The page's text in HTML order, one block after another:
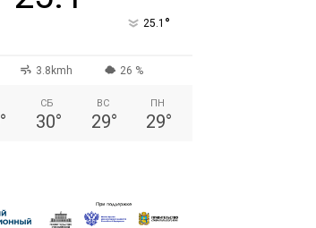
25.1 °
3.8kmh 26 %
°
СБ
30°
ВС
29°
ПН
29°